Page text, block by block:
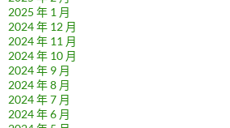
2025 年 1 月
2024 年 12 月
2024 年 11 月
2024 年 10 月
2024 年 9 月
2024 年 8 月
2024 年 7 月
2024 年 6 月